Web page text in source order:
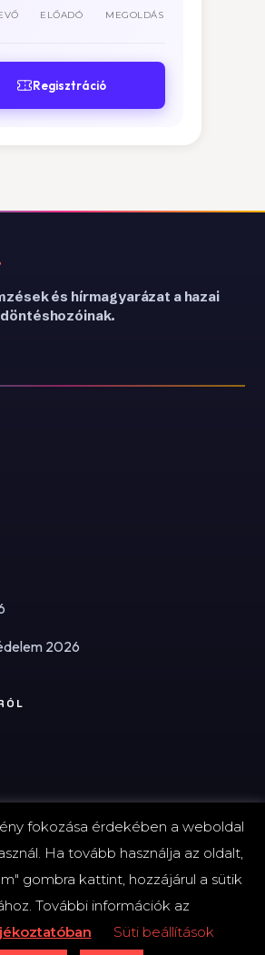
ELŐADÓ MEGOLDÁS
Regisztráció
és hírmagyarázat a hazai
2026
- A FinTech Group Kft.
fokozása érdekében a weboldal
Ha tovább használja az oldalt,
gombra kattint, hozzájárul a sütik
További információk az
Süti beállítások